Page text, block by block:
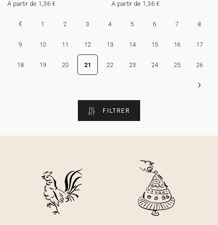
A partir de 1,36 €
A partir de 1,36 €
‹ 1 2 3 4 5 6 7 8
9 10 11 12 13 14 15 16 17
18 19 20 21 22 23 24 25 26
›
FILTRER